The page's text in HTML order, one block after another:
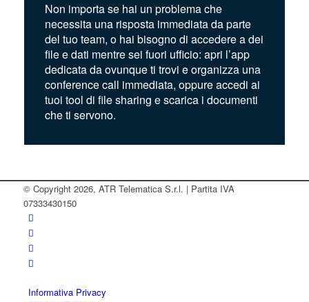
Non importa se hai un problema che
necessita una risposta immediata da parte
del tuo team, o hai bisogno di accedere a dei
file e dati mentre sei fuori ufficio: apri l’app
dedicata da ovunque ti trovi e organizza una
conference call immediata, oppure accedi ai
tuoi tool di file sharing e scarica i documenti
che ti servono.
© Copyright 2026, ATR Telematica S.r.l. | Partita IVA
07333430150
Informativa Privacy